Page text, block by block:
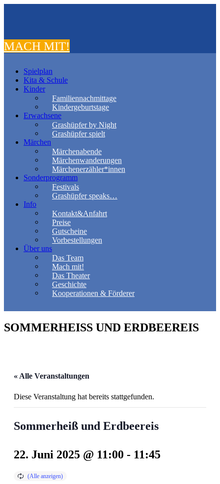
MACH MIT!
Spielplan
Kita & Schule
Kinder
Familiennachmittage
Kindergeburtstage
Erwachsene
Grashüpfer by Night
Grashüpfer spielt
Märchen
Märchenabende
Märchenwanderungen
Märchenerzähler*innen
Sonderprogramm
Festivals
Grashüpfer speaks…
Info
Kontakt&Anfahrt
Preise
Gutscheine
Vorbestellungen
Über uns
Das Team
Mach mit!
Das Theater
Geschichte
Kooperationen & Förderer
SOMMERHEISS UND ERDBEEREIS
« Alle Veranstaltungen
Diese Veranstaltung hat bereits stattgefunden.
Sommerheiß und Erdbeereis
22. Juni 2025 @ 11:00 - 11:45